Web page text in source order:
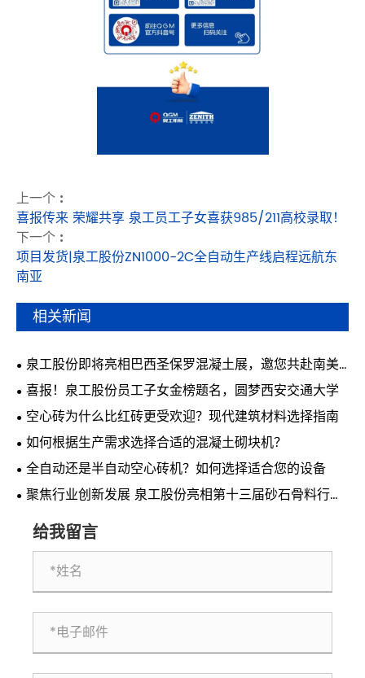
上一个 :
喜报传来 荣耀共享 泉工员工子女喜获985/211高校录取！
下一个 :
项目发货|泉工股份ZN1000-2C全自动生产线启程远航东
南亚
相关新闻
泉工股份即将亮相巴西圣保罗混凝土展，邀您共赴南美
行业盛会
喜报！泉工股份员工子女金榜题名，圆梦西安交通大学
空心砖为什么比红砖更受欢迎？现代建筑材料选择指南
如何根据生产需求选择合适的混凝土砌块机？
全自动还是半自动空心砖机？如何选择适合您的设备
聚焦行业创新发展 泉工股份亮相第十三届砂石骨料行业
给我留言